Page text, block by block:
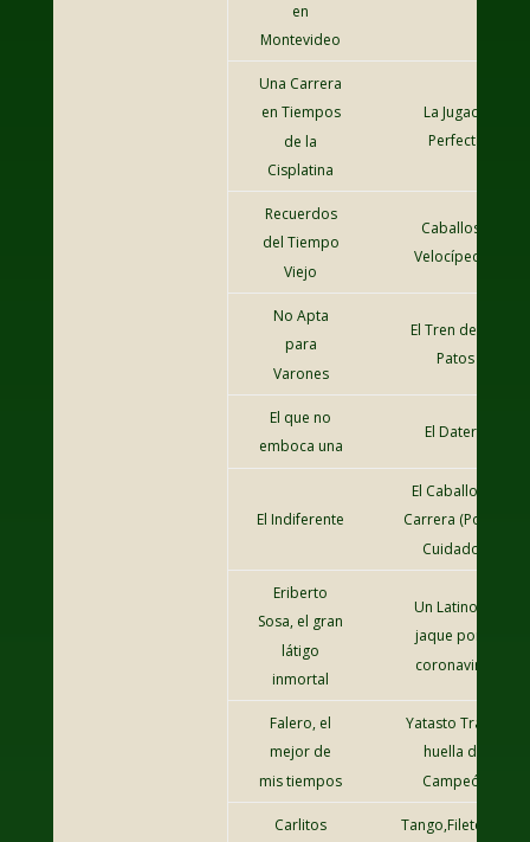
en
Montevideo
Una Carrera
en Tiempos
de la
Cisplatina
La Jugada
Perfecta
Recuerdos
del Tiempo
Viejo
Caballos y
Velocípedos
No Apta
para
Varones
El Tren de los
Patos
El que no
emboca una
El Datero
El Indiferente
El Caballo de
Carrera (Por un
Cuidador)
Eriberto
Sosa, el gran
látigo
inmortal
Un Latino en
jaque por el
coronavirus
Falero, el
mejor de
mis tiempos
Yatasto Tras la
huella del
Campeón
Carlitos
Tango,Fileteado